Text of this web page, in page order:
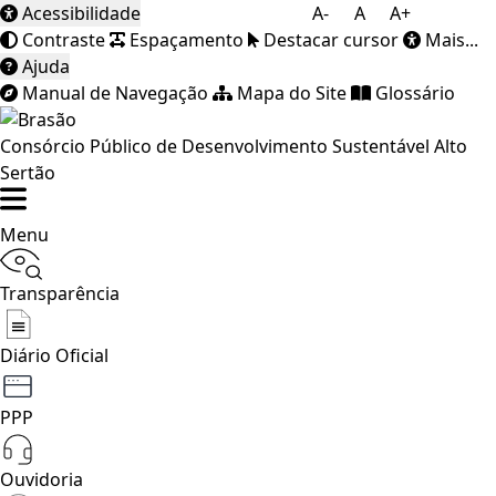
A- A A+
Acessibilidade
Contraste
Espaçamento Destacar cursor
Mais...
Ajuda
Manual de Navegação
Mapa do Site Glossário
Consórcio Público de Desenvolvimento Sustentável Alto
Sertão
Menu
Transparência
Diário Oficial
PPP
Ouvidoria